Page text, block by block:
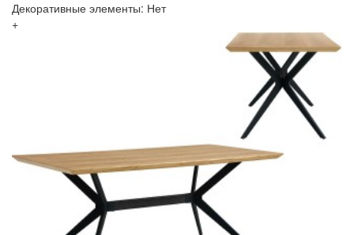
Декоративные элементы: Нет
+